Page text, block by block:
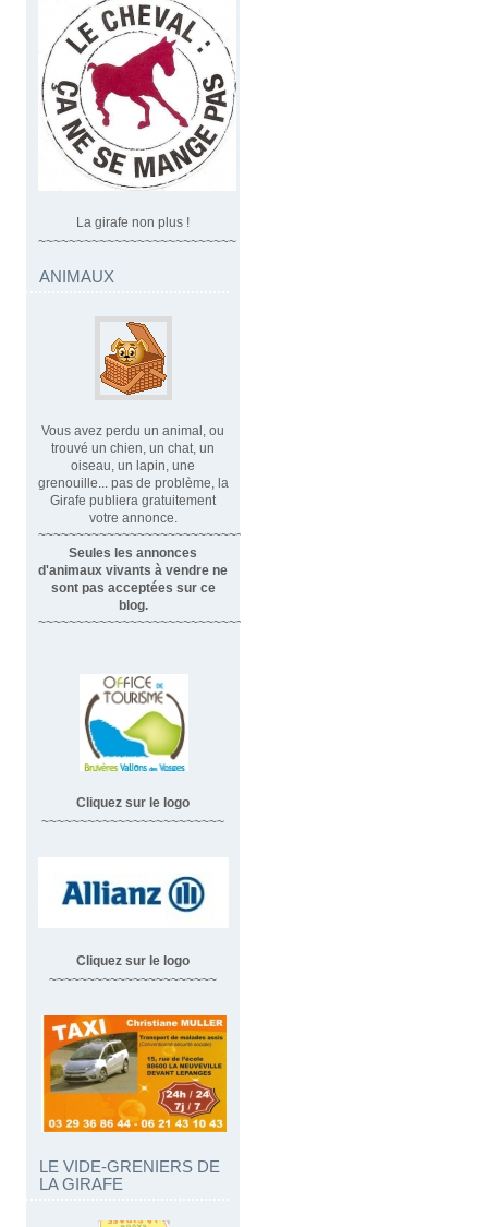
La girafe non plus !
~~~~~~~~~~~~~~~~~~~~~~~~~~
ANIMAUX
Vous avez perdu un animal, ou
trouvé un chien, un chat, un
oiseau, un lapin, une
grenouille... pas de problème, la
Girafe publiera gratuitement
votre annonce.
~~~~~~~~~~~~~~~~~~~~~~~~~~~~
Seules les annonces
d'animaux vivants à vendre ne
sont pas acceptées sur ce
blog.
~~~~~~~~~~~~~~~~~~~~~~~~~~~~~~
Cliquez sur le logo
~~~~~~~~~~~~~~~~~~~~~~~~
Cliquez sur le logo
~~~~~~~~~~~~~~~~~~~~~~
LE VIDE-GRENIERS DE
LA GIRAFE